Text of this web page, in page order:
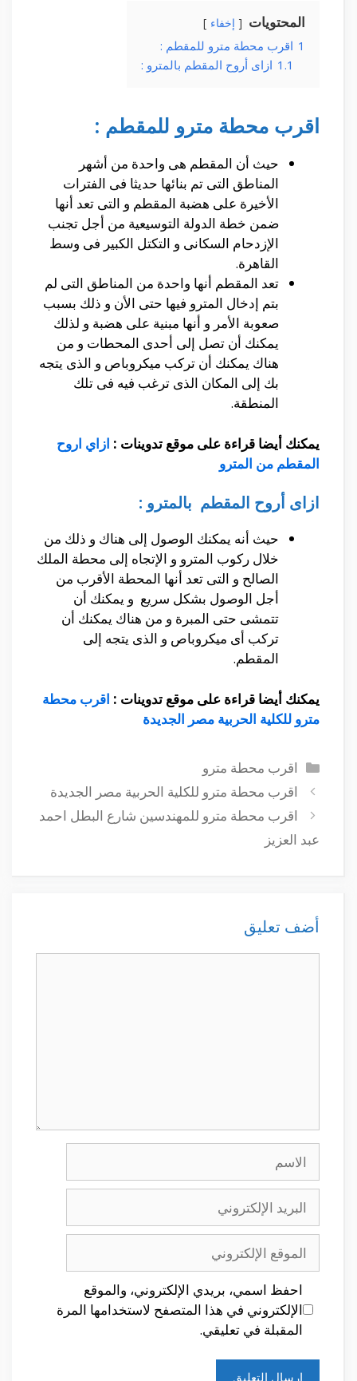
المحتويات إخفاء
1 اقرب محطة مترو للمقطم :
1.1 ازاى أروح المقطم بالمترو :
اقرب محطة مترو للمقطم :
حيث أن المقطم هى واحدة من أشهر
المناطق التى تم بنائها حديثا فى الفترات
الأخيرة على هضبة المقطم و التى تعد أنها
ضمن خطة الدولة التوسيعية من أجل تجنب
الإزدحام السكانى و التكتل الكبير فى وسط
القاهرة.
تعد المقطم أنها واحدة من المناطق التى لم
بتم إدخال المترو فيها حتى الأن و ذلك بسبب
صعوبة الأمر و أنها مبنية على هضبة و لذلك
يمكنك أن تصل إلى أحدى المحطات و من
هناك يمكنك أن تركب ميكروباص و الذى يتجه
بك إلى المكان الذى ترغب فيه فى تلك
المنطقة.
يمكنك أيضا قراءة على موقع تدوينات : ازاي اروح
المقطم من المترو
ازاى أروح المقطم بالمترو :
حيث أنه يمكنك الوصول إلى هناك و ذلك من
خلال ركوب المترو و الإتجاه إلى محطة الملك
الصالح و التى تعد أنها المحطة الأقرب من
أجل الوصول بشكل سريع و يمكنك أن
تتمشى حتى المبرة و من هناك يمكنك أن
تركب أى ميكروباص و الذى يتجه إلى
المقطم.
يمكنك أيضا قراءة على موقع تدوينات : اقرب محطة
مترو للكلية الحربية مصر الجديدة
التصنيفات
اقرب محطة مترو
اقرب محطة مترو للكلية الحربية مصر الجديدة
اقرب محطة مترو للمهندسين شارع البطل احمد
عبد العزيز
أضف تعليق
الإلكتروني
الإلكتروني
احفظ اسمي، بريدي الإلكتروني، والموقع
الإلكتروني في هذا المتصفح لاستخدامها المرة
المقبلة في تعليقي.